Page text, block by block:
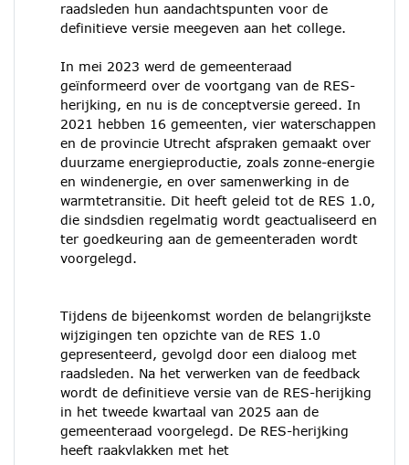
raadsleden hun aandachtspunten voor de
definitieve versie meegeven aan het college.
In mei 2023 werd de gemeenteraad
geïnformeerd over de voortgang van de RES-
herijking, en nu is de conceptversie gereed. In
2021 hebben 16 gemeenten, vier waterschappen
en de provincie Utrecht afspraken gemaakt over
duurzame energieproductie, zoals zonne-energie
en windenergie, en over samenwerking in de
warmtetransitie. Dit heeft geleid tot de RES 1.0,
die sindsdien regelmatig wordt geactualiseerd en
ter goedkeuring aan de gemeenteraden wordt
voorgelegd.
Tijdens de bijeenkomst worden de belangrijkste
wijzigingen ten opzichte van de RES 1.0
gepresenteerd, gevolgd door een dialoog met
raadsleden. Na het verwerken van de feedback
wordt de definitieve versie van de RES-herijking
in het tweede kwartaal van 2025 aan de
gemeenteraad voorgelegd. De RES-herijking
heeft raakvlakken met het